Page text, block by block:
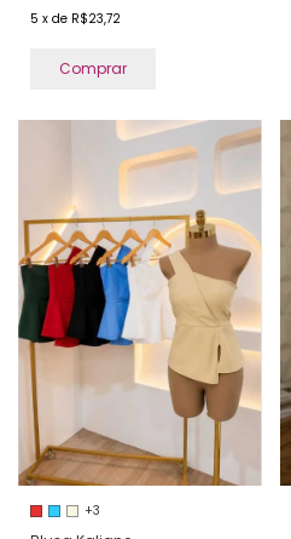
5 x de R$23,72
Comprar
+3